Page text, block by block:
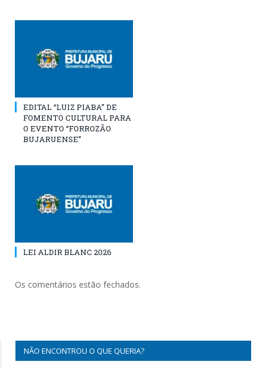
EDITAL “LUIZ PIABA” DE
FOMENTO CULTURAL PARA
O EVENTO “FORROZÃO
BUJARUENSE”
LEI ALDIR BLANC 2026
Os comentários estão fechados.
NÃO ENCONTROU O QUE QUERIA?